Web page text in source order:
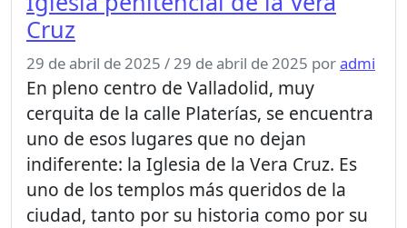
Cruz
29 de abril de 2025 /29 de abril de 2025 poradmi
En pleno centro de Valladolid, muy
cerquita de la calle Platerías, se encuentra
uno de esos lugares que no dejan
indiferente: la Iglesia de la Vera Cruz. Es
uno de los templos más queridos de la
ciudad, tanto por su historia como por su